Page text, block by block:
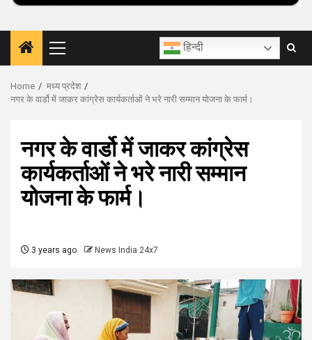
Primary
Menu
हिन्दी
Home
मध्य प्रदेश
नगर के वार्डो में जाकर कांग्रेस कार्यकर्ताओं ने भरे नारी सम्मान योजना के फार्म।
नगर के वार्डो में जाकर कांग्रेस
कार्यकर्ताओं ने भरे नारी सम्मान
योजना के फार्म।
3 years ago News India 24x7